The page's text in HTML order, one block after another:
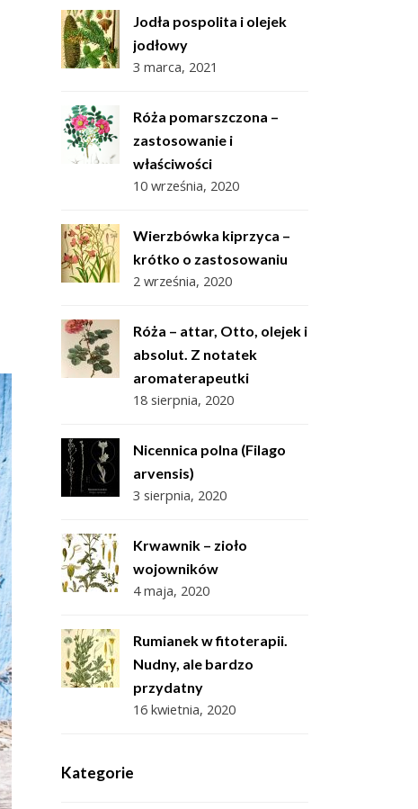
Jodła pospolita i olejek
jodłowy
3 marca, 2021
Róża pomarszczona –
zastosowanie i
właściwości
10 września, 2020
Wierzbówka kiprzyca –
krótko o zastosowaniu
2 września, 2020
Róża – attar, Otto, olejek i
absolut. Z notatek
aromaterapeutki
18 sierpnia, 2020
Nicennica polna (Filago
arvensis)
3 sierpnia, 2020
Krwawnik – zioło
wojowników
4 maja, 2020
Rumianek w fitoterapii.
Nudny, ale bardzo
przydatny
16 kwietnia, 2020
Kategorie